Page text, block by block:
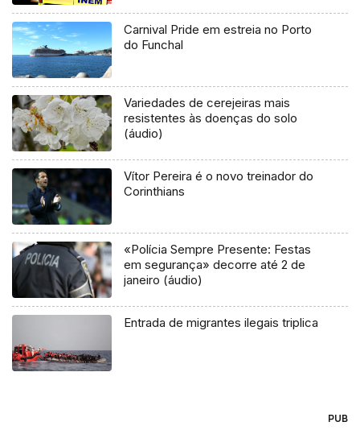
Carnival Pride em estreia no Porto
do Funchal
Variedades de cerejeiras mais
resistentes às doenças do solo
(áudio)
Vítor Pereira é o novo treinador do
Corinthians
«Polícia Sempre Presente: Festas
em segurança» decorre até 2 de
janeiro (áudio)
Entrada de migrantes ilegais triplica
PUB